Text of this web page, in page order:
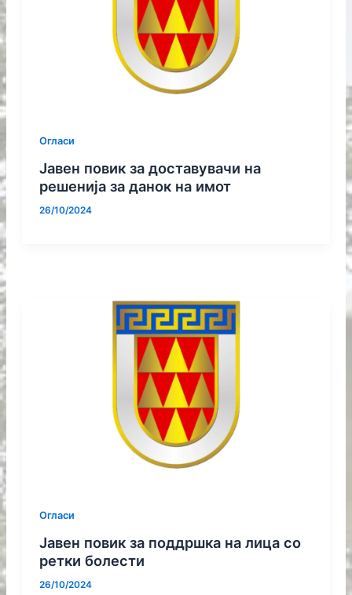
Огласи
Јавен повик за доставувачи на
решенија за данок на имот
26/10/2024
Огласи
Јавен повик за поддршка на лица со
ретки болести
26/10/2024